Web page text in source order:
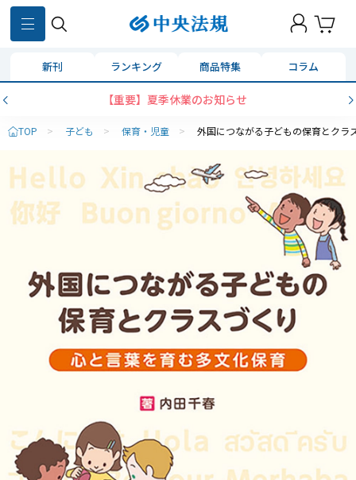
新刊 ランキング 商品特集 コラム
【重要】夏季休業のお知らせ
TOP > 子ども > 保育・児童 > 外国につながる子どもの保育とク